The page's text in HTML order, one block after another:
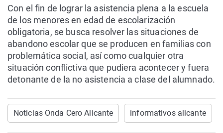
Con el fin de lograr la asistencia plena a la escuela
de los menores en edad de escolarización
obligatoria, se busca resolver las situaciones de
abandono escolar que se producen en familias con
problemática social, así como cualquier otra
situación conflictiva que pudiera acontecer y fuera
detonante de la no asistencia a clase del alumnado.
Noticias Onda Cero Alicante informativos alicante